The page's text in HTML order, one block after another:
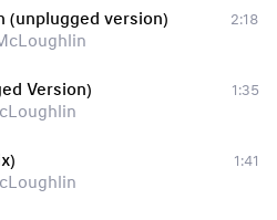
(unplugged version)
2:18
Version)
1:35
1:41